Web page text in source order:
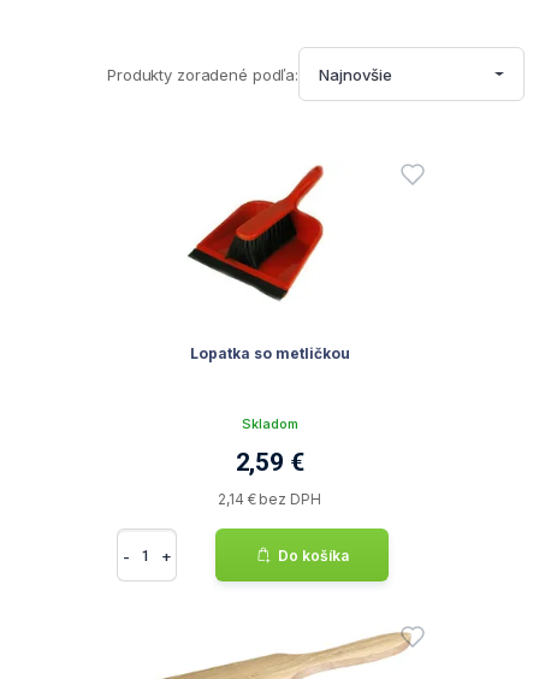
Produkty zoradené podľa: Najnovšie
Lopatka so metličkou
Skladom
2,59 €
2,14 € bez DPH
- + Do košíka